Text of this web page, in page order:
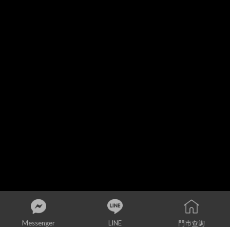
© 2024 Copyright - 睿見智能有限公司
Messenger LINE 門市查詢